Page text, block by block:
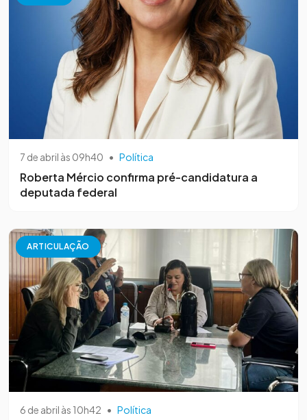
7 de abril às 09h40 • Política
Roberta Mércio confirma pré-candidatura a
deputada federal
ARTICULAÇÃO
6 de abril às 10h42 • Política